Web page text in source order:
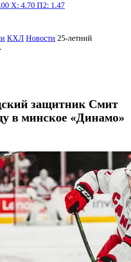
X: 4.70 П2: 1.47
КХЛ Новости 25-летний
защитник Смит
в минское «Динамо»